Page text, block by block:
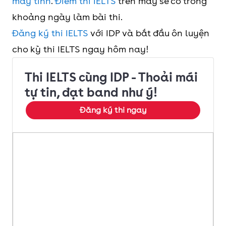
khoảng ngày làm bài thi.
Đăng ký thi IELTS với IDP và bắt đầu ôn luyện
cho kỳ thi IELTS ngay hôm nay!
Thi IELTS cùng IDP - Thoải mái
tự tin, đạt band như ý!
Đăng ký thi ngay